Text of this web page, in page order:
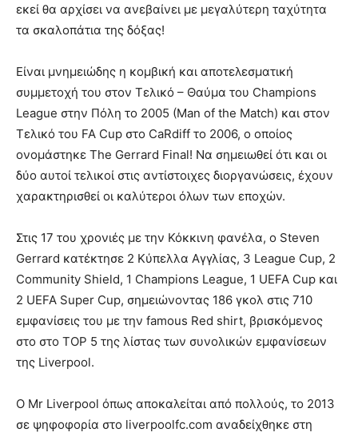
εκεί θα αρχίσει να ανεβαίνει με μεγαλύτερη ταχύτητα
τα σκαλοπάτια της δόξας!
Είναι μνημειώδης η κομβική και αποτελεσματική
συμμετοχή του στον Τελικό – Θαύμα του Champions
League στην Πόλη το 2005 (Man of the Match) και στον
Τελικό του FA Cup στο CaRdiff το 2006, ο οποίος
ονομάστηκε The Gerrard Final! Να σημειωθεί ότι και οι
δύο αυτοί τελικοί στις αντίστοιχες διοργανώσεις, έχουν
χαρακτηρισθεί οι καλύτεροι όλων των εποχών.
Στις 17 του χρονιές με την Κόκκινη φανέλα, ο Steven
Gerrard κατέκτησε 2 Κύπελλα Αγγλίας, 3 League Cup, 2
Community Shield, 1 Champions League, 1 UEFA Cup και
2 UEFA Super Cup, σημειώνοντας 186 γκολ στις 710
εμφανίσεις του με την famous Red shirt, βρισκόμενος
στο στο TOP 5 της λίστας των συνολικών εμφανίσεων
της Liverpool.
Ο Mr Liverpool όπως αποκαλείται από πολλούς, το 2013
σε ψηφοφορία στο liverpoolfc.com αναδείχθηκε στη